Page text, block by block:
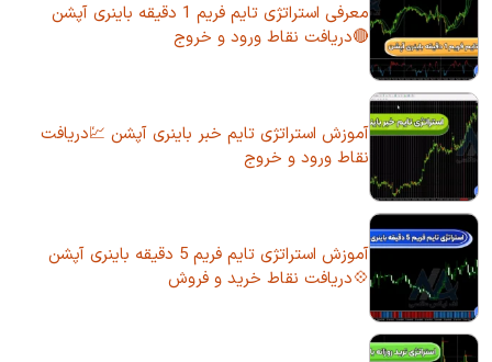
معرفی استراتژی تایم فریم 1 دقیقه باینری آپشن
🔴دریافت نقاط ورود و خروج
آموزش استراتژی تایم خبر باینری آپشن 💹دریافت
نقاط ورود و خروج
آموزش استراتژی تایم فریم 5 دقیقه باینری آپشن
💠دریافت نقاط خرید و فروش